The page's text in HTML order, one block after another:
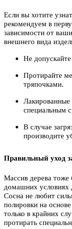
Если вы хотите
рекомендуем в
зависимости от
внешнего вида
Не
Протирайте
тряпочками.
Лакированные
специальным
В случае
производите
Правильный уход
Массив дерева
домашних условиях
Сосна не любит
полировки на
только в крайних
протирать